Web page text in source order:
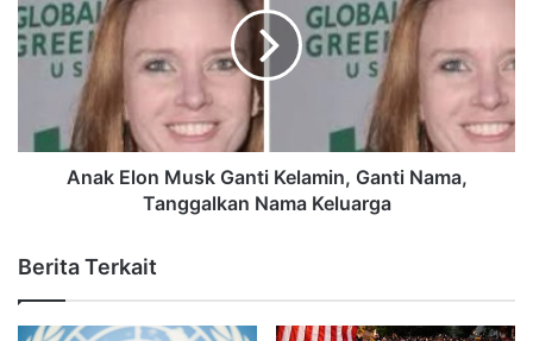
Anak Elon Musk Ganti Kelamin, Ganti Nama,
Tanggalkan Nama Keluarga
Berita Terkait